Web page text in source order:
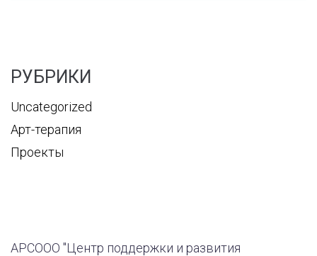
РУБРИКИ
Uncategorized
Арт-терапия
Проекты
АРСООО "Центр поддержки и развития